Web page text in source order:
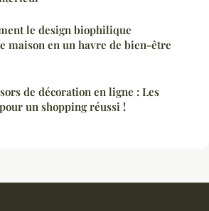
le design biophilique
maison en un havre de bien-être
de décoration en ligne : Les
un shopping réussi !